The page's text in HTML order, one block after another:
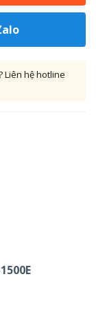
Liên hệ hotline